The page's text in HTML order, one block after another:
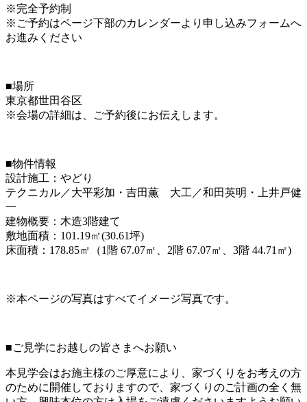
※完全予約制
※ご予約はページ下部のカレンダーより申し込みフォームへ
お進みください
■場所
東京都世田谷区
※会場の詳細は、ご予約後にお伝えします。⁡
■物件情報
設計施工：やどり
テクニカル／大平彩加・吉田薫 大工／和田英明・上井戸健
一
建物概要：木造3階建て
敷地面積：101.19㎡(30.61坪)
床面積：178.85㎡（1階 67.07㎡、2階 67.07㎡、3階 44.71㎡)
※本ページの写真はすべてイメージ写真です。
■ご見学にお越しの皆さまへお願い
本見学会はお施主様のご厚意により、家づくりをお考えの方
のために開催しておりますので、家づくりのご計画の全く無